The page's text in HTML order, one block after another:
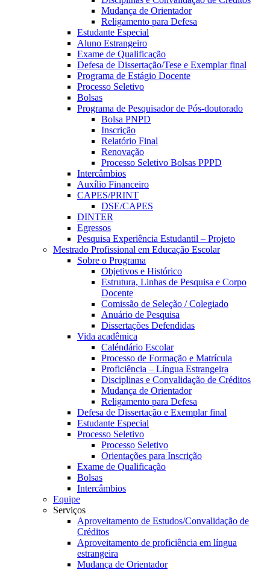
Mudança de Orientador
Religamento para Defesa
Estudante Especial
Aluno Estrangeiro
Exame de Qualificação
Defesa de Dissertação/Tese e Exemplar final
Programa de Estágio Docente
Processo Seletivo
Bolsas
Programa de Pesquisador de Pós-doutorado
Bolsa PNPD
Inscrição
Relatório Final
Renovação
Processo Seletivo Bolsas PPPD
Intercâmbios
Auxílio Financeiro
CAPES/PRINT
DSE/CAPES
DINTER
Egressos
Pesquisa Experiência Estudantil – Projeto
Mestrado Profissional em Educação Escolar
Sobre o Programa
Objetivos e Histórico
Estrutura, Linhas de Pesquisa e Corpo
Docente
Comissão de Seleção / Colegiado
Anuário de Pesquisa
Dissertações Defendidas
Vida acadêmica
Caléndário Escolar
Processo de Formação e Matrícula
Proficiência – Língua Estrangeira
Disciplinas e Convalidação de Créditos
Mudança de Orientador
Religamento para Defesa
Defesa de Dissertação e Exemplar final
Estudante Especial
Processo Seletivo
Processo Seletivo
Orientações para Inscrição
Exame de Qualificação
Bolsas
Intercâmbios
Equipe
Serviços
Aproveitamento de Estudos/Convalidação de
Créditos
Aproveitamento de proficiência em língua
estrangeira
Mudança de Orientador